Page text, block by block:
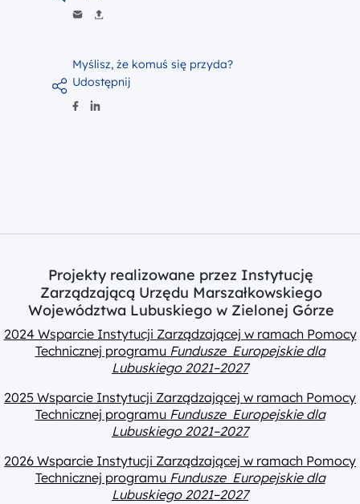
Myślisz, że komuś się przyda?
Udostępnij
Projekty realizowane przez Instytucję
Zarządzającą Urzędu Marszałkowskiego
Województwa Lubuskiego w Zielonej Górze
2024 Wsparcie Instytucji Zarządzającej w ramach Pomocy
Technicznej programu Fundusze Europejskie dla
Lubuskiego 2021–2027
2025 Wsparcie Instytucji Zarządzającej w ramach Pomocy
Technicznej programu Fundusze Europejskie dla
Lubuskiego 2021–2027
2026 Wsparcie Instytucji Zarządzającej w ramach Pomocy
Technicznej programu Fundusze Europejskie dla
Lubuskiego 2021–2027